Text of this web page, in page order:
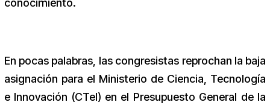
conocimiento.
En pocas palabras, las congresistas reprochan la baja
asignación para el Ministerio de Ciencia, Tecnología
e Innovación (CTeI) en el Presupuesto General de la